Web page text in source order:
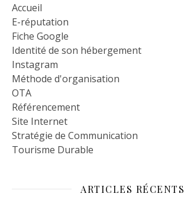
Accueil
E-réputation
Fiche Google
Identité de son hébergement
Instagram
Méthode d'organisation
OTA
Référencement
Site Internet
Stratégie de Communication
Tourisme Durable
ARTICLES RÉCENTS